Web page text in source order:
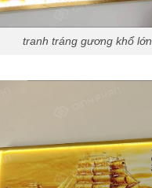
tranh tráng gương khổ lớn